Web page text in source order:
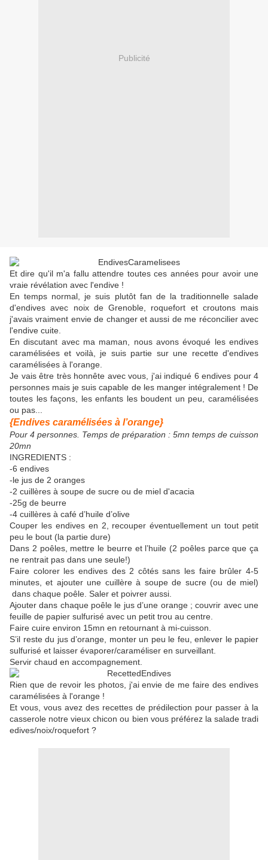
Publicité
Et dire qu'il m'a fallu attendre toutes ces années pour avoir une
vraie révélation avec l'endive !
En temps normal, je suis plutôt fan de la traditionnelle salade
d'endives avec noix de Grenoble, roquefort et croutons mais
j'avais vraiment envie de changer et aussi de me réconcilier avec
l'endive cuite.
En discutant avec ma maman, nous avons évoqué les endives
caramélisées et voilà, je suis partie sur une recette d'endives
caramélisées à l'orange.
Je vais être très honnête avec vous, j'ai indiqué 6 endives pour 4
personnes mais je suis capable de les manger intégralement ! De
toutes les façons, les enfants les boudent un peu, caramélisées
ou pas...
{Endives caramélisées à l’orange}
Pour 4 personnes. Temps de préparation : 5mn temps de cuisson
20mn
INGREDIENTS :
-6 endives
-le jus de 2 oranges
-2 cuillères à soupe de sucre ou de miel d'acacia
-25g de beurre
-4 cuillères à café d’huile d’olive
Couper les endives en 2, recouper éventuellement un tout petit
peu le bout (la partie dure)
Dans 2 poêles, mettre le beurre et l’huile (2 poêles parce que ça
ne rentrait pas dans une seule!)
Faire colorer les endives des 2 côtés sans les faire brûler 4-5
minutes, et ajouter une cuillère à soupe de sucre (ou de miel)
dans chaque poêle. Saler et poivrer aussi.
Ajouter dans chaque poêle le jus d’une orange ; couvrir avec une
feuille de papier sulfurisé avec un petit trou au centre.
Faire cuire environ 15mn en retournant à mi-cuisson.
S’il reste du jus d’orange, monter un peu le feu, enlever le papier
sulfurisé et laisser évaporer/caraméliser en surveillant.
Servir chaud en accompagnement.
Rien que de revoir les photos, j'ai envie de me faire des endives
caramélisées à l'orange !
Et vous, vous avez des recettes de prédilection pour passer à la
casserole notre vieux chicon ou bien vous préférez la salade tradi
edives/noix/roquefort ?